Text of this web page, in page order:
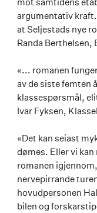
argumentativ
at Seljestads nye
Randa Berthelsen,
«... romanen
av de siste femten
klassespørsmål,
Ivar Fyksen,
«Det kan seiast
dømes. Eller vi
romanen
nervepirrande
hovudpersonen
bilen og